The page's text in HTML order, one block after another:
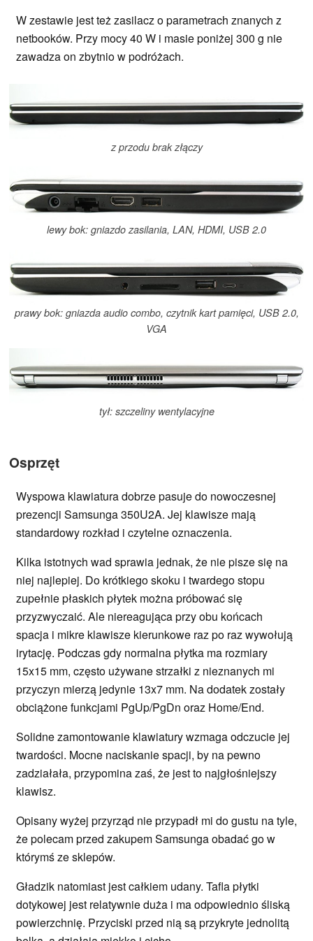
W zestawie jest też zasilacz o parametrach znanych z
netbooków. Przy mocy 40 W i masie poniżej 300 g nie
zawadza on zbytnio w podróżach.
z przodu brak złączy
lewy bok: gniazdo zasilania, LAN, HDMI, USB 2.0
prawy bok: gniazda audio combo, czytnik kart pamięci, USB 2.0,
VGA
tył: szczeliny wentylacyjne
Osprzęt
Wyspowa klawiatura dobrze pasuje do nowoczesnej
prezencji Samsunga 350U2A. Jej klawisze mają
standardowy rozkład i czytelne oznaczenia.
Kilka istotnych wad sprawia jednak, że nie pisze się na
niej najlepiej. Do krótkiego skoku i twardego stopu
zupełnie płaskich płytek można próbować się
przyzwyczaić. Ale niereagująca przy obu końcach
spacja i mikre klawisze kierunkowe raz po raz wywołują
irytację. Podczas gdy normalna płytka ma rozmiary
15x15 mm, często używane strzałki z nieznanych mi
przyczyn mierzą jedynie 13x7 mm. Na dodatek zostały
obciążone funkcjami PgUp/PgDn oraz Home/End.
Solidne zamontowanie klawiatury wzmaga odczucie jej
twardości. Mocne naciskanie spacji, by na pewno
zadziałała, przypomina zaś, że jest to najgłośniejszy
klawisz.
Opisany wyżej przyrząd nie przypadł mi do gustu na tyle,
że polecam przed zakupem Samsunga obadać go w
którymś ze sklepów.
Gładzik natomiast jest całkiem udany. Tafla płytki
dotykowej jest relatywnie duża i ma odpowiednio śliską
powierzchnię. Przyciski przed nią są przykryte jednolitą